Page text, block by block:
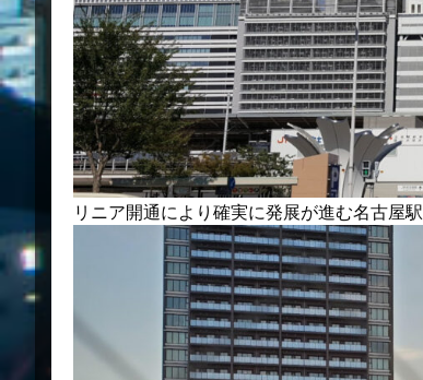
リニア開通により確実に発展が進む名古屋駅